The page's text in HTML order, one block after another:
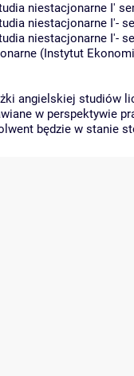
niestacjonarne I'
niestacjonarne I'-
niestacjonarne I'-
(Instytut
angielskiej studiów
w perspektywie
będzie w stanie